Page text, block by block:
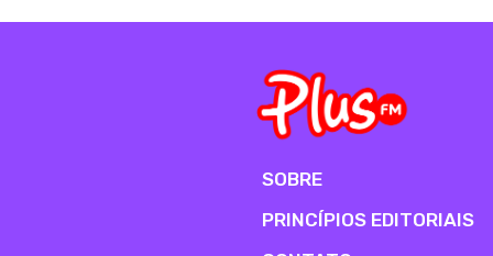
SOBRE
PRINCÍPIOS EDITORIAIS